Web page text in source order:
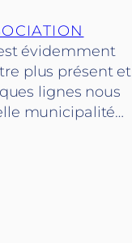
évidemment
plus présent et
lignes nous
municipalité…